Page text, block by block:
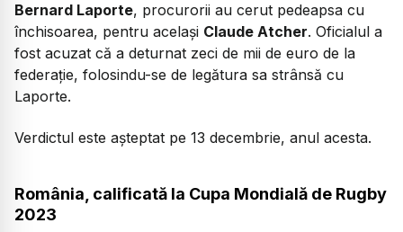
Bernard Laporte, procurorii au cerut pedeapsa cu
închisoarea, pentru același Claude Atcher. Oficialul a
fost acuzat că a deturnat zeci de mii de euro de la
federație, folosindu-se de legătura sa strânsă cu
Laporte.
Verdictul este așteptat pe 13 decembrie, anul acesta.
România, calificată la Cupa Mondială de Rugby
2023